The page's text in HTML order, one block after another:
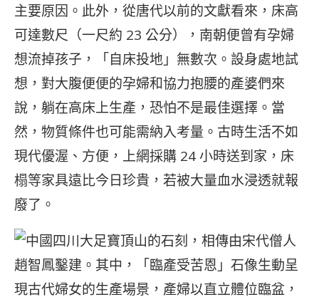
主要原因。此外，從唐代以前的文獻看來，床高
可達數尺（一尺約 23 公分），南朝便曾有孕婦
想流掉孩子，「自床投地」無數次。設身處地試
想，對大腹便便的孕婦和協力抱腰的產婆們來
說，躺在高床上生產，恐怕不是最佳選擇。當
然，物質條件也可能需納入考量。古時生活不如
現代優渥、方便，上網採購 24 小時送到家，床
榻等家具遠比今日珍貴，若被大量血水浸透就報
廢了。